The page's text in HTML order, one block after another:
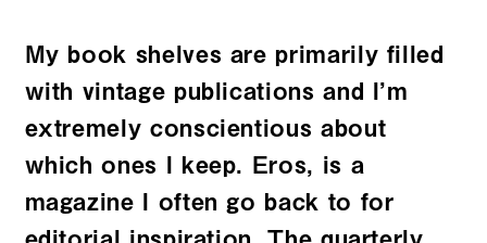
My book shelves are primarily filled
with vintage publications and I’m
extremely conscientious about
which ones I keep. Eros, is a
magazine I often go back to for